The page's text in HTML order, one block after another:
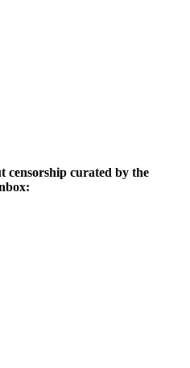
censorship curated by the